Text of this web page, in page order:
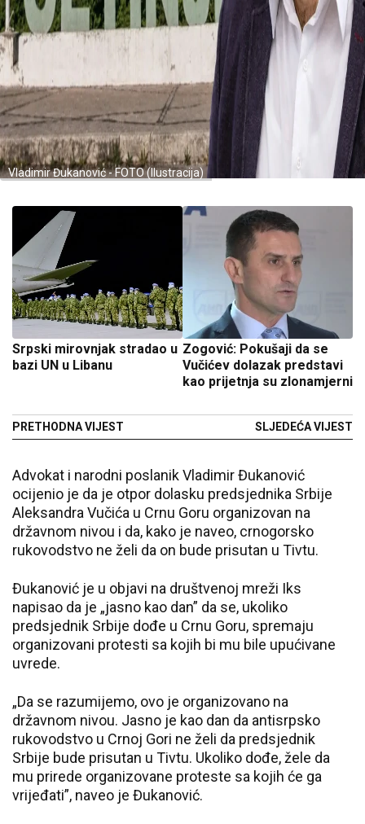
Vladimir Đukanović - FOTO (Ilustracija)
Srpski mirovnjak stradao u
bazi UN u Libanu
PRETHODNA VIJEST
Zogović: Pokušaji da se
Vučićev dolazak predstavi
kao prijetnja su zlonamjerni
SLJEDEĆA VIJEST
Advokat i narodni poslanik Vladimir Đukanović
ocijenio je da je otpor dolasku predsjednika Srbije
Aleksandra Vučića u Crnu Goru organizovan na
državnom nivou i da, kako je naveo, crnogorsko
rukovodstvo ne želi da on bude prisutan u Tivtu.
Đukanović je u objavi na društvenoj mreži Iks
napisao da je „jasno kao dan” da se, ukoliko
predsjednik Srbije dođe u Crnu Goru, spremaju
organizovani protesti sa kojih bi mu bile upućivane
uvrede.
„Da se razumijemo, ovo je organizovano na
državnom nivou. Jasno je kao dan da antisrpsko
rukovodstvo u Crnoj Gori ne želi da predsjednik
Srbije bude prisutan u Tivtu. Ukoliko dođe, žele da
mu prirede organizovane proteste sa kojih će ga
vrijeđati”, naveo je Đukanović.